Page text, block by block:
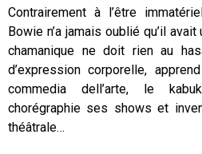
Contrairement à l’être
Bowie n’a jamais oublié qu’il
chamanique ne doit rien au
d’expression corporelle,
commedia dell’arte, le
chorégraphie ses shows et
théâtrale…